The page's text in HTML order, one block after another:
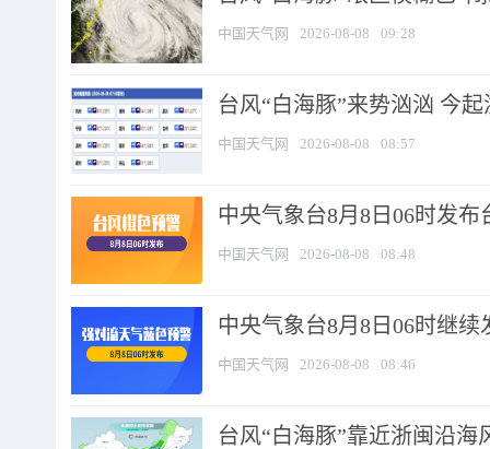
中国天气网 2026-08-08 09:28
台风“白海豚”来势汹汹 今
中国天气网 2026-08-08 08:57
中央气象台8月8日06时发布
中国天气网 2026-08-08 08:48
中央气象台8月8日06时继
中国天气网 2026-08-08 08:46
台风“白海豚”靠近浙闽沿